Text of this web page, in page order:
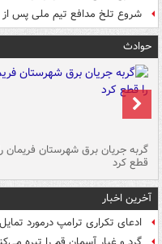
شروع تلخ مدافع تیم ملی پس از
حوادث
گربه جریان برق شهرستان فریمان
قطع کرد
آخرین اخبار
ادعای تکراری ترامپ درمورد